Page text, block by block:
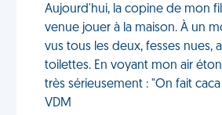
Aujourd'hui, la copine de mon
venue jouer à la maison. À un
vus tous les deux, fesses nues,
toilettes. En voyant mon air
très sérieusement : "On fait
VDM